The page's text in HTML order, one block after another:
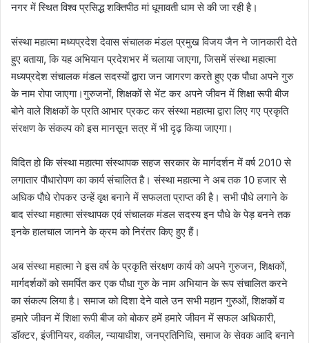
नगर में स्थित विश्व प्रसिद्ध शक्तिपीठ मां धूमावती धाम से की जा रही है।
संस्था महात्मा मध्यप्रदेश देवास संचालक मंडल प्रमुख विजय जैन ने जानकारी देते
हुए बताया, कि यह अभियान प्रदेशभर में चलाया जाएगा, जिसमें संस्था महात्मा
मध्यप्रदेश संचालक मंडल सदस्यों द्वारा जन जागरण करते हुए एक पौधा अपने गुरु
के नाम रोपा जाएगा।गुरुजनों, शिक्षकों से भेंट कर अपने जीवन में शिक्षा रूपी बीज
बोने वाले शिक्षकों के प्रति आभार प्रकट कर संस्था महात्मा द्वारा लिए गए प्रकृति
संरक्षण के संकल्प को इस मानसून सत्र में भी दृढ़ किया जाएगा।
विदित हो कि संस्था महात्मा संस्थापक सहज सरकार के मार्गदर्शन में वर्ष 2010 से
लगातार पौधारोपण का कार्य संचालित है। संस्था महात्मा ने अब तक 10 हजार से
अधिक पौधे रोपकर उन्हें वृक्ष बनाने में सफलता प्राप्त की है। सभी पौधे लगाने के
बाद संस्था महात्मा संस्थापक एवं संचालक मंडल सदस्य इन पौधे के पेड़ बनने तक
इनके हालचाल जानने के क्रम को निरंतर किए हुए हैं।
अब संस्था महात्मा ने इस वर्ष के प्रकृति संरक्षण कार्य को अपने गुरुजन, शिक्षकों,
मार्गदर्शकों को समर्पित कर एक पौधा गुरु के नाम अभियान के रूप संचालित करने
का संकल्प लिया है। समाज को दिशा देने वाले उन सभी महान गुरुओं, शिक्षकों व
हमारे जीवन में शिक्षा रूपी बीज को बोकर हमें हमारे जीवन में सफल अधिकारी,
डॉक्टर, इंजीनियर, वकील, न्यायाधीश, जनप्रतिनिधि, समाज के सेवक आदि बनाने